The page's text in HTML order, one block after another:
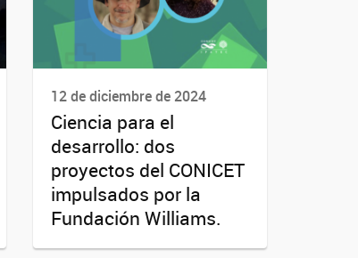
12 de diciembre de 2024
Ciencia para el
desarrollo: dos
proyectos del CONICET
impulsados por la
Fundación Williams.